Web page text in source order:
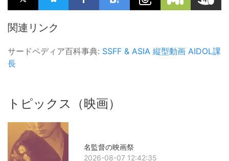
関連リンク
サードペディア百科事典: SSFF & ASIA 縦型動画 AIDOL課
長
トピックス（映画）
名監督の映画祭
2026-08-07 12:42:35